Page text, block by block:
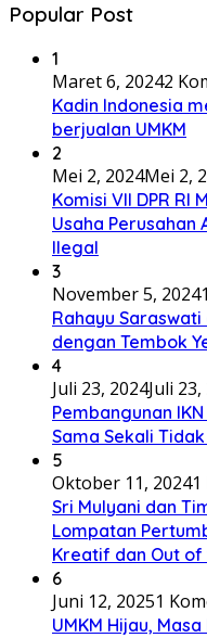
Popular Post
1
Maret 6, 20242
Kadin Indonesia
berjualan UMKM
2
Mei 2, 2024Mei 2,
Komisi VII DPR RI
Usaha Perusahan
Ilegal
3
November 5, 2024
Rahayu
dengan Tembok
4
Juli 23, 2024Juli
Pembangunan
Sama Sekali
5
Oktober 11, 20241
Sri Mulyani dan
Lompatan
Kreatif dan Out of
6
Juni 12, 20251
UMKM Hijau,